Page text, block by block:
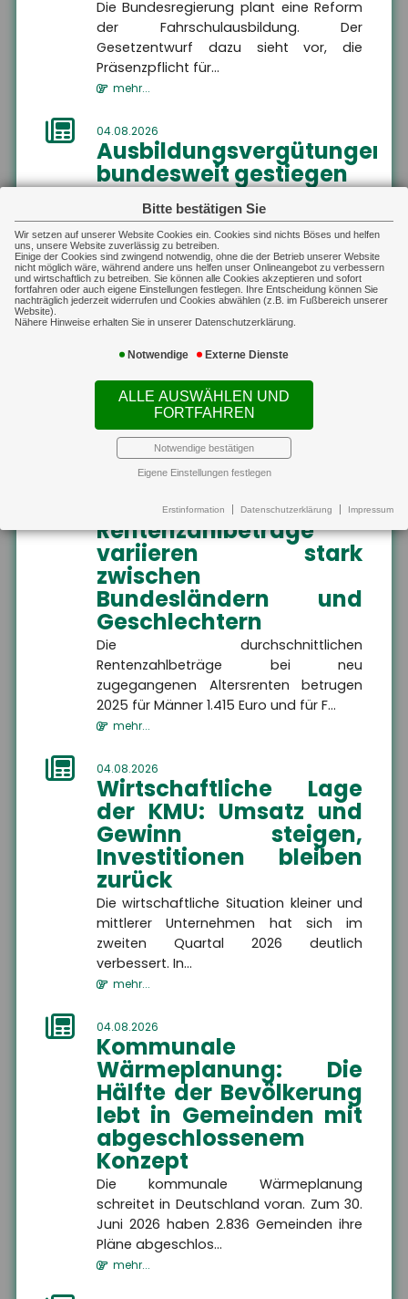
Die Bundesregierung plant eine Reform
der Fahrschulausbildung. Der
Gesetzentwurf dazu sieht vor, die
Präsenzpflicht für...
mehr...
04.08.2026
Ausbildungsvergütungen
bundesweit gestiegen
Ausbildungsvergütungen sind im
Ausbildungsjahr 2025/26 im Schnitt um
3,9 Prozent gestiegen. In vi...
mehr...
04.08.2026
Bildungsfaktor
Klimaanlagen zu Hause verbessern
Schulerfolge ? aber nicht für alle. Die
Verfügbarkeit von Klimaanlagen in
Wohnungen be...
mehr...
Rentenzahlbeträge
variieren stark
zwischen
Bundesländern und
Geschlechtern
Die durchschnittlichen
Rentenzahlbeträge bei neu
zugegangenen Altersrenten betrugen
2025 für Männer 1.415 Euro und für F...
mehr...
04.08.2026
Wirtschaftliche Lage
der KMU: Umsatz und
Gewinn steigen,
Investitionen bleiben
zurück
Die wirtschaftliche Situation kleiner und
mittlerer Unternehmen hat sich im
zweiten Quartal 2026 deutlich
verbessert. In...
mehr...
04.08.2026
Kommunale
Wärmeplanung: Die
Hälfte der Bevölkerung
lebt in Gemeinden mit
abgeschlossenem
Konzept
Die kommunale Wärmeplanung
schreitet in Deutschland voran. Zum 30.
Juni 2026 haben 2.836 Gemeinden ihre
Pläne abgeschlos...
mehr...
Bitte bestätigen Sie
Wir setzen auf unserer Website Cookies ein. Cookies sind nichts Böses und helfen
uns, unsere Website zuverlässig zu betreiben.
Einige der Cookies sind zwingend notwendig, ohne die der Betrieb unserer Website
nicht möglich wäre, während andere uns helfen unser Onlineangebot zu verbessern
und wirtschaftlich zu betreiben. Sie können alle Cookies akzeptieren und sofort
fortfahren oder auch eigene Einstellungen festlegen. Ihre Entscheidung können Sie
nachträglich jederzeit widerrufen und Cookies abwählen (z.B. im Fußbereich unserer
Website).
Nähere Hinweise erhalten Sie in unserer Datenschutzerklärung.
Notwendige Externe Dienste
ALLE AUSWÄHLEN UND
FORTFAHREN
Notwendige bestätigen
Eigene Einstellungen festlegen
Erstinformation Datenschutzerklärung Impressum
Gewerbliche Sachversicherung schützt sowohl den
Unternehmer als auch
seine gesetzlichen
Vertreter vor den
finanziellen Folgen der
beruflichen Haftung,
indem sie eine gestellte
ablehnt oder berechtigte
Ansprüche im Rahmen
des vereinbarten
Deckungsumfangs
reguliert.
MEHR
Gewerbliche Sachversicherung Sach-Gewerbe
Sach-Gewerbe
Auf dieser Landingpage finden
Sie Informationen zur
Inhaltsversicherung,
Betriebsgebäudeversicherung,
Transportversicherung und
technischen Versicherungen.
MEHR
Altersvorsorge
Hier finden Sie alle
Informationen dazu, wie
Sie Ihren Ruhestand
finanziell absichern
MEHR
Wir sind gerne für Sie da
HSH Versicherungsmakler
GmbH
Am Wasserlauf 5
07333 Unterwellenborn
+49 3671 6743-0
+49 3671 6743-22
info@hsh24.de